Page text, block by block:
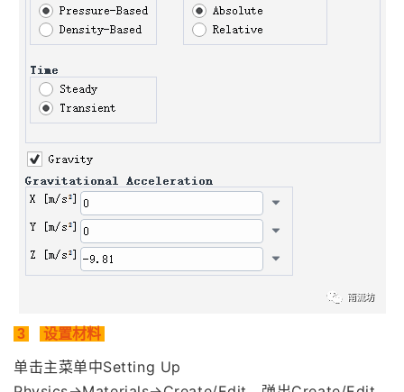
3 设置材料
单击主菜单中Setting Up